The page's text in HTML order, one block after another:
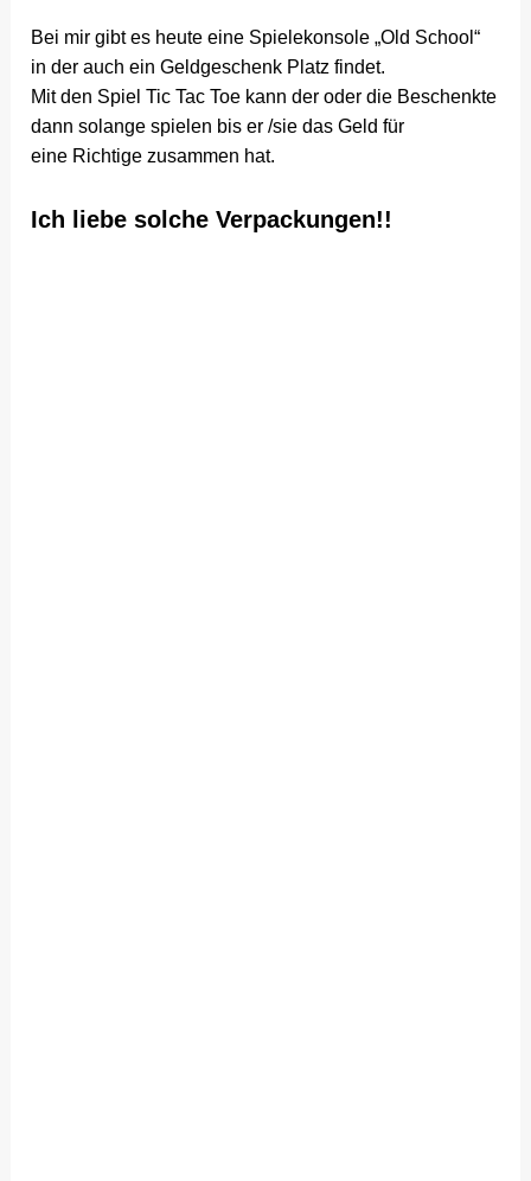
Bei mir gibt es heute eine Spielekonsole „Old School“
in der auch ein Geldgeschenk Platz findet.
Mit den Spiel Tic Tac Toe kann der oder die Beschenkte
dann solange spielen bis er /sie das Geld für
eine Richtige zusammen hat.
Ich liebe solche Verpackungen!!